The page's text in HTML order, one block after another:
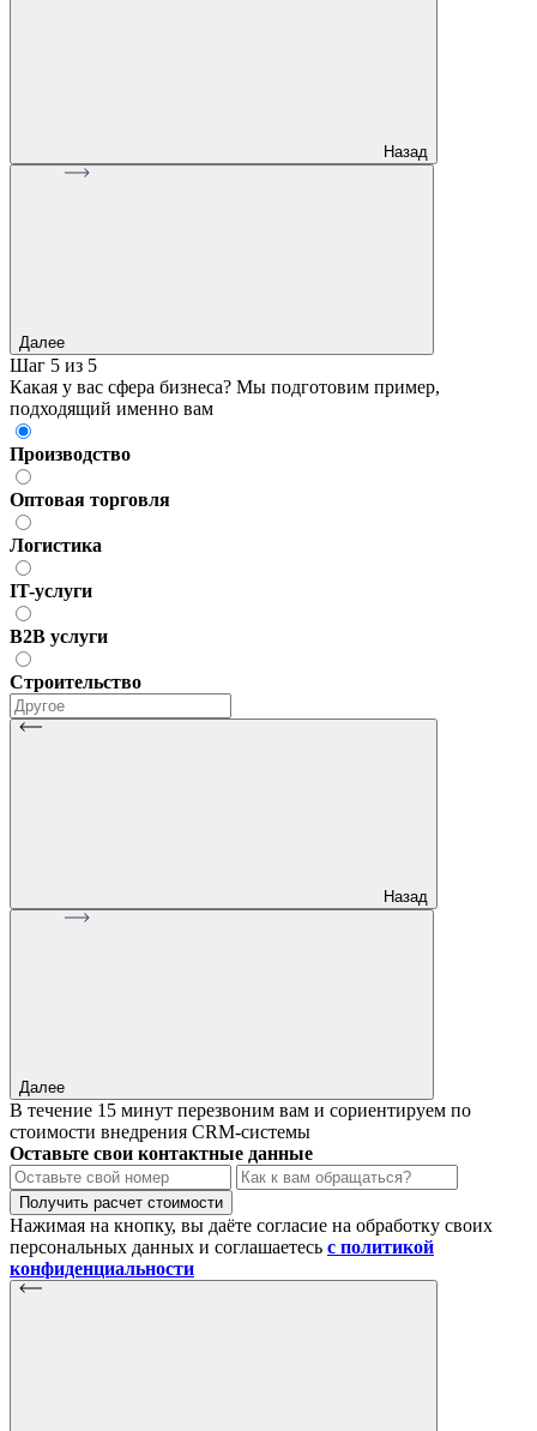
Назад
Далее
Шаг 5 из 5
Какая у вас сфера бизнеса? Мы подготовим пример,
подходящий именно вам
Производство
Оптовая торговля
Логистика
IT-услуги
B2B услуги
Строительство
Назад
Далее
В течение 15 минут перезвоним вам и сориентируем по
стоимости внедрения CRM-системы
Оставьте свои контактные данные
Получить расчет стоимости
Нажимая на кнопку, вы даёте согласие на обработку своих
персональных данных и соглашаетесь с политикой
конфиденциальности